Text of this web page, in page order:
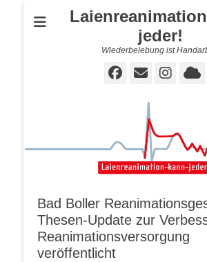
jeder!
Wiederbelebung ist
Facebook
E-
Bad Boller
Thesen-Update zur
Reanimationsversorgung
veröffentlicht